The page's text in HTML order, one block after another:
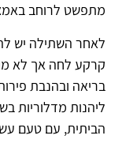
מתפשט לרוחב
לאחר השתילה יש
קרקע לחה אך לא
בריאה ובהנבת
ליהנות מדלוריות
הביתית, עם טעם